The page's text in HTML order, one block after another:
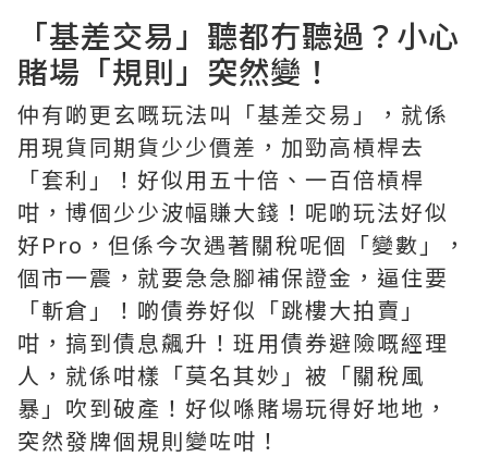
「基差交易」聽都冇聽過？小心
賭場「規則」突然變！
仲有啲更玄嘅玩法叫「基差交易」，就係
用現貨同期貨少少價差，加勁高槓桿去
「套利」！好似用五十倍、一百倍槓桿
咁，博個少少波幅賺大錢！呢啲玩法好似
好Pro，但係今次遇著關稅呢個「變數」，
個市一震，就要急急腳補保證金，逼住要
「斬倉」！啲債券好似「跳樓大拍賣」
咁，搞到債息飆升！班用債券避險嘅經理
人，就係咁樣「莫名其妙」被「關稅風
暴」吹到破產！好似喺賭場玩得好地地，
突然發牌個規則變咗咁！